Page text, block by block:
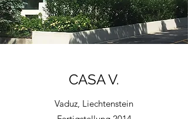
CASA V.
Vaduz, Liechtenstein